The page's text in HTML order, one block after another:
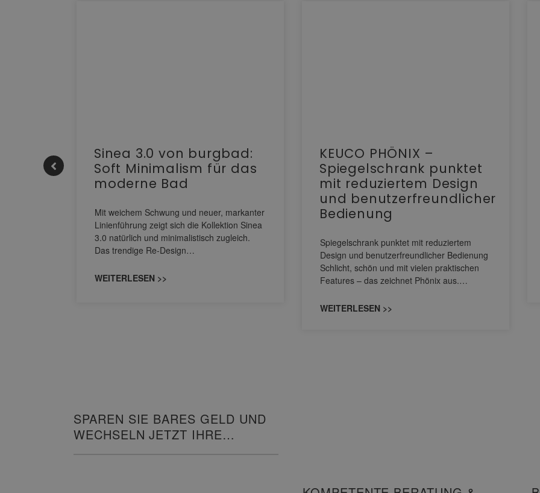
Sinea 3.0 von burgbad:
Soft Minimalism für das
moderne Bad
Mit weichem Schwung und neuer, markanter
Linienführung zeigt sich die Kollektion Sinea
3.0 natürlich und minimalistisch zugleich.
Das trendige Re-Design…
WEITERLESEN >>
KEUCO PHÖNIX –
Spiegelschrank punktet
mit reduziertem Design
und benutzerfreundlicher
Bedienung
Spiegelschrank punktet mit reduziertem
Design und benutzerfreundlicher Bedienung
Schlicht, schön und mit vielen praktischen
Features – das zeichnet Phönix aus.…
WEITERLESEN >>
SPAREN SIE BARES GELD UND
WECHSELN JETZT IHRE